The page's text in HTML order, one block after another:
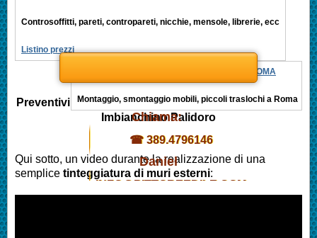
Controsoffitti, pareti, contropareti, nicchie, mensole, librerie, ecc
Listino prezzi
MONTAGGIO MOBILI, PICCOLI TRASLOCHI ROMA
Montaggio, smontaggio mobili, piccoli traslochi a Roma
Chiama:
☎ 389.4796146
Daniel
INFO@PITTOREEDILE.COM
Preventivi
ImbianchinoPalidoro
Qui sotto, un video durante la realizzazione di una
semplice tinteggiatura di muri esterni: